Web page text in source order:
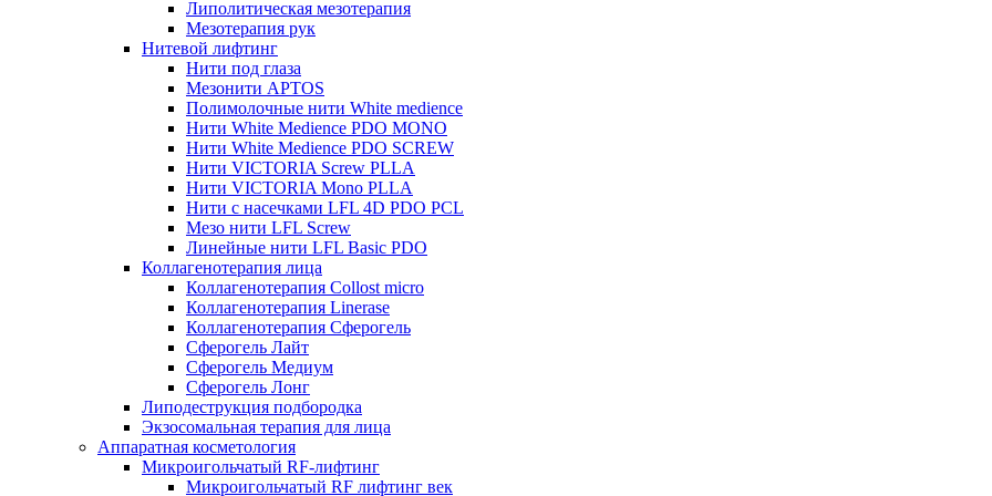
Липолитическая мезотерапия
Мезотерапия рук
Нитевой лифтинг
Нити под глаза
Мезонити APTOS
Полимолочные нити White medience
Нити White Medience PDO MONO
Нити White Medience PDO SCREW
Нити VICTORIA Screw PLLA
Нити VICTORIA Mono PLLA
Нити с насечками LFL 4D PDO PCL
Мезо нити LFL Screw
Линейные нити LFL Basic PDO
Коллагенотерапия лица
Коллагенотерапия Collost micro
Коллагенотерапия Linerase
Коллагенотерапия Сферогель
Сферогель Лайт
Сферогель Медиум
Сферогель Лонг
Липодеструкция подбородка
Экзосомальная терапия для лица
Аппаратная косметология
Микроигольчатый RF-лифтинг
Микроигольчатый RF лифтинг век